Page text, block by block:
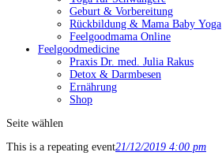
Geburt & Vorbereitung
Rückbildung & Mama Baby Yoga
Feelgoodmama Online
Feelgoodmedicine
Praxis Dr. med. Julia Rakus
Detox & Darmbesen
Ernährung
Shop
Seite wählen
This is a repeating event21/12/2019 4:00 pm